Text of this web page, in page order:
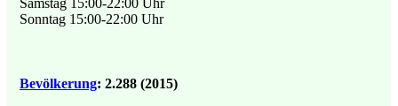
Sonntag 15:00-22:00 Uhr
Bevölkerung: 2.288 (2015)